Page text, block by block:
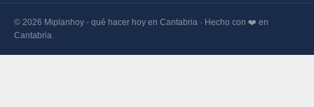
© 2026 Miplanhoy - qué hacer hoy en Cantabria · Hecho con ❤️ en
Cantabria